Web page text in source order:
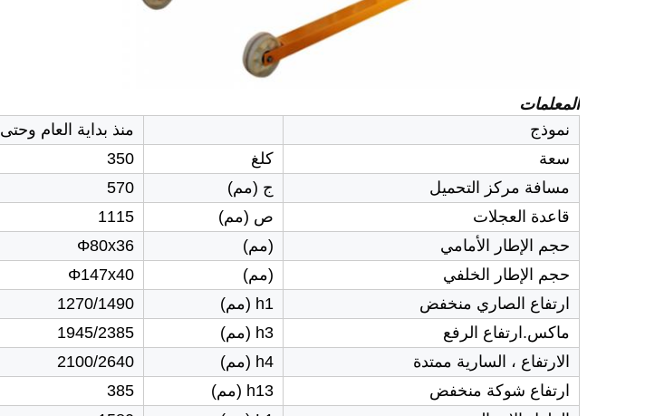
المعلمات
نموذج
منذ بداية العام وحتى 35 عامًا
سعة
كلغ
350
مسافة مركز التحميل
ج (مم)
570
قاعدة العجلات
ص (مم)
1115
حجم الإطار الأمامي
(مم)
Φ80x36
حجم الإطار الخلفي
(مم)
Φ147x40
ارتفاع الصاري منخفض
h1 (مم)
1270/1490
ماكس.ارتفاع الرفع
h3 (مم)
1945/2385
الارتفاع ، السارية ممتدة
h4 (مم)
2100/2640
ارتفاع شوكة منخفض
h13 (مم)
385